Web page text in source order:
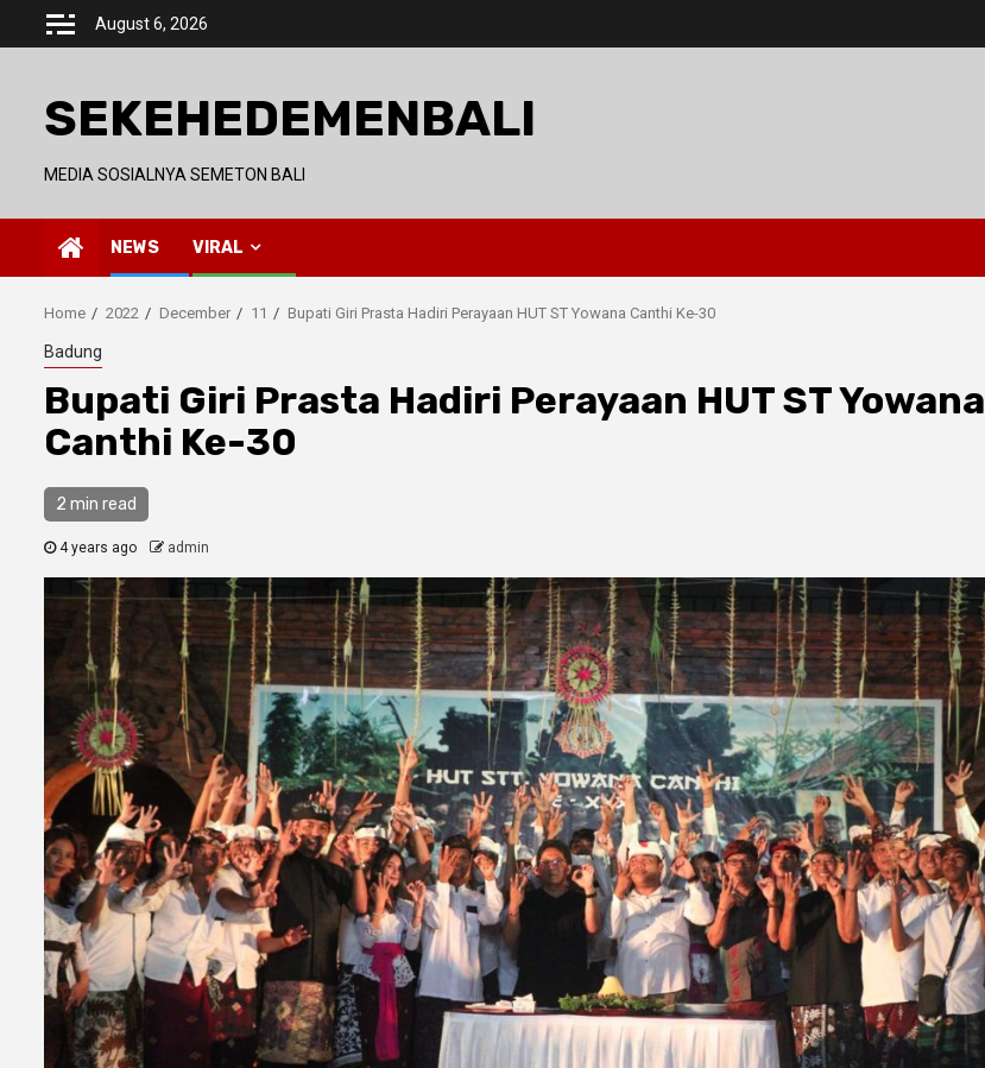
August 6, 2026
SEKEHEDEMENBALI
MEDIA SOSIALNYA SEMETON BALI
NEWS VIRAL
Home 2022 December 11 Bupati Giri Prasta Hadiri Perayaan HUT ST Yowana Canthi Ke-30
Badung
Bupati Giri Prasta Hadiri Perayaan HUT ST Yowana
Canthi Ke-30
2 min read
4 years ago admin